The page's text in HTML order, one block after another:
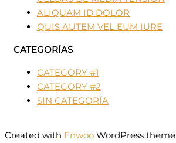
ALIQUAM ID DOLOR
QUIS AUTEM VEL EUM IURE
CATEGORÍAS
CATEGORY #1
CATEGORY #2
SIN CATEGORÍA
Created with Enwoo WordPress theme